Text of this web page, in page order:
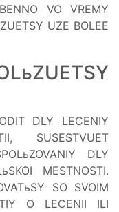
VO VREMY
UZE BOLEE
DLY LECENIY
SUSESTVUET
DLY
MESTNOSTI.
SO SVOIM
O LECENII ILI